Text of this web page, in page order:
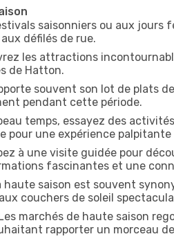
saisonniers ou aux jours
défilés de rue.
les attractions
de Hatton.
souvent son lot de plats
pendant cette période.
temps, essayez des
pour une expérience
à une visite guidée pour
fascinantes et une
haute saison est souvent
couchers de soleil
marchés de haute saison
rapporter un morceau